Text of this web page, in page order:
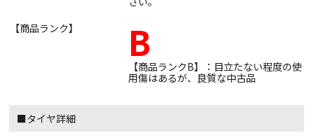
【商品ランク】
B
【商品ランクB】：目立たない程度の使
用傷はあるが、良質な中古品
■タイヤ詳細